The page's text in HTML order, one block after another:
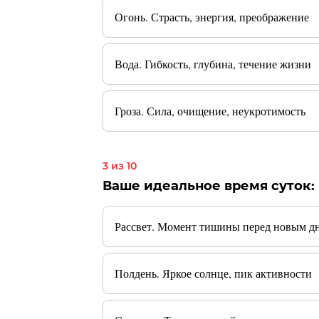
Огонь. Страсть, энергия, преображение
Вода. Гибкость, глубина, течение жизни
Гроза. Сила, очищение, неукротимость
3 из 10
Ваше идеальное время суток:
Рассвет. Момент тишины перед новым
Полдень. Яркое солнце, пик активности